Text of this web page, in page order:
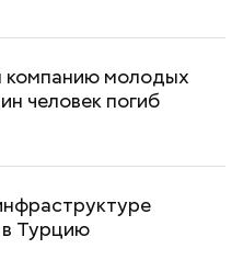
компанию молодых
человек погиб
в Турцию